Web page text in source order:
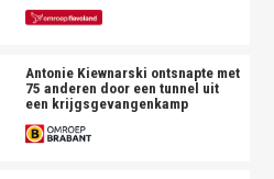
Antonie Kiewnarski ontsnapte met
75 anderen door een tunnel uit
een krijgsgevangenkamp